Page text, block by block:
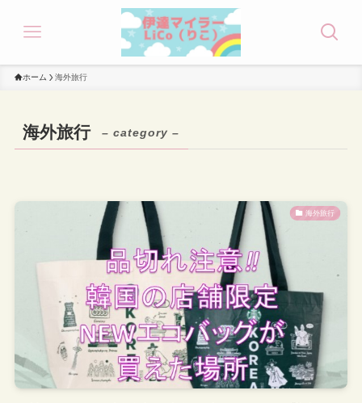
ホーム 海外旅行
海外旅行 – category –
海外旅行